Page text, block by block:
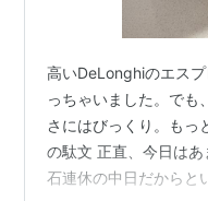
高いDeLonghiのエス
っちゃいました。でも
さにはびっくり。もっ
の駄文 正直、今日は
石連休の中日だからと